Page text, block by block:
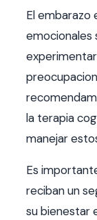
El embarazo
emocionales
la terapia
manejar
Es
reciban un
su bienestar